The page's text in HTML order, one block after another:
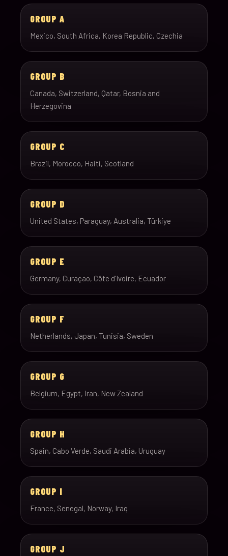
GROUP A
Mexico, South Africa, Korea Republic, Czechia
GROUP B
Canada, Switzerland, Qatar, Bosnia and
Herzegovina
GROUP C
Brazil, Morocco, Haiti, Scotland
GROUP D
United States, Paraguay, Australia, Türkiye
GROUP E
Germany, Curaçao, Côte d’Ivoire, Ecuador
GROUP F
Netherlands, Japan, Tunisia, Sweden
GROUP G
Belgium, Egypt, Iran, New Zealand
GROUP H
Spain, Cabo Verde, Saudi Arabia, Uruguay
GROUP I
France, Senegal, Norway, Iraq
GROUP J